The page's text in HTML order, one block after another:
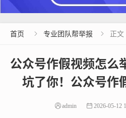
首页  专业团队帮举报  正文
公众号作假视频怎么
坑了你！公众号作
admin 2026-05-12